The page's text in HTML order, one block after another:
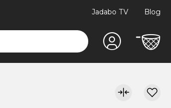
Jadabo TV Blog